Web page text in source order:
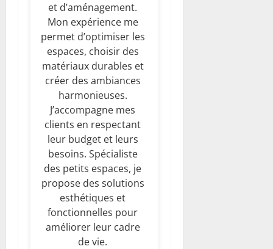
et d’aménagement.
Mon expérience me
permet d’optimiser les
espaces, choisir des
matériaux durables et
créer des ambiances
harmonieuses.
J’accompagne mes
clients en respectant
leur budget et leurs
besoins. Spécialiste
des petits espaces, je
propose des solutions
esthétiques et
fonctionnelles pour
améliorer leur cadre
de vie.